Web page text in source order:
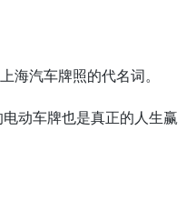
海汽车牌照的代名词。
动车牌也是真正的人生赢